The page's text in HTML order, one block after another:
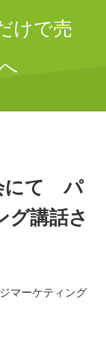
けで売
にて パ
グ講話さ
マーケティング